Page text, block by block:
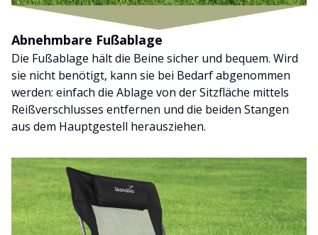
Abnehmbare Fußablage
Die Fußablage hält die Beine sicher und bequem. Wird
sie nicht benötigt, kann sie bei Bedarf abgenommen
werden: einfach die Ablage von der Sitzfläche mittels
Reißverschlusses entfernen und die beiden Stangen
aus dem Hauptgestell herausziehen.